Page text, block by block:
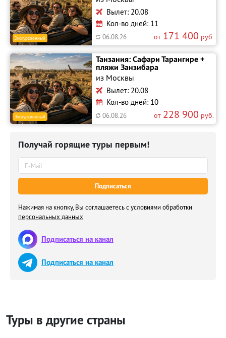
Экскурсионный
Вылет: 20.08
Кол-во дней: 11
06.08.26 от 171 400 руб.
Экскурсионный
Танзания: Сафари Тарангире +
пляжи Занзибара
из Москвы
Вылет: 20.08
Кол-во дней: 10
06.08.26 от 228 900 руб.
Получай горящие туры первым!
Подписаться
Нажимая на кнопку, Вы соглашаетесь с условиями обработки
персональных данных
Подписаться на канал
Подписаться на канал
Туры в другие страны